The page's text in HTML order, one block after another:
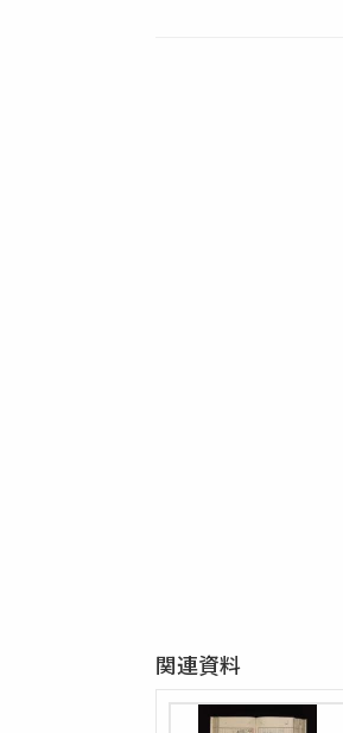
関連資料